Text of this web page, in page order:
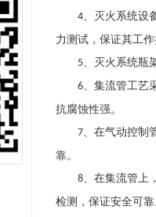
4、灭火系统设
力测试，保证其工
5、灭火系统瓶
6、集流管工艺
抗腐蚀性强。
7、在气动控制
靠。
8、在集流管上
检测，保证安全可